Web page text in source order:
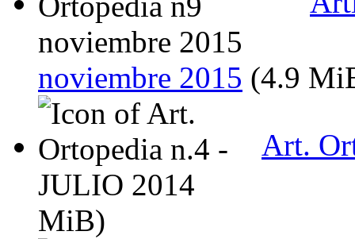
noviembre 2015 (4.9
Art.
MiB)